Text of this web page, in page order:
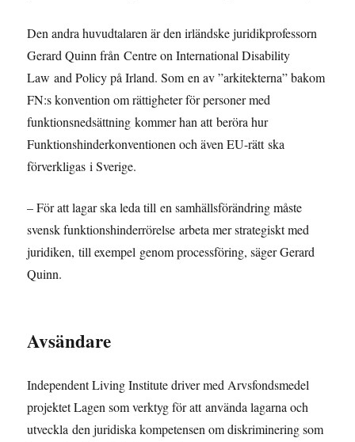
Den andra huvudtalaren är den irländske juridikprofessorn
Gerard Quinn från Centre on International Disability
Law and Policy på Irland. Som en av ”arkitekterna” bakom
FN:s konvention om rättigheter för personer med
funktionsnedsättning kommer han att beröra hur
Funktionshinderkonventionen och även EU-rätt ska
förverkligas i Sverige.
– För att lagar ska leda till en samhällsförändring måste
svensk funktionshinderrörelse arbeta mer strategiskt med
juridiken, till exempel genom processföring, säger Gerard
Quinn.
Avsändare
Independent Living Institute driver med Arvsfondsmedel
projektet Lagen som verktyg för att använda lagarna och
utveckla den juridiska kompetensen om diskriminering som